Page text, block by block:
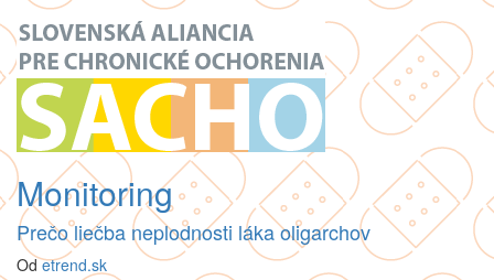
Monitoring
Prečo liečba neplodnosti láka oligarchov
Odetrend.sk